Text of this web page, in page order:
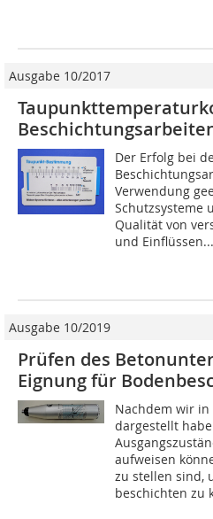
Ausgabe 10/2017
Der Erfolg bei
Verwendung
Schutzsysteme
Qualität von
und Einflüssen...
Ausgabe 10/2019
Prüfen des
Eignung für
Nachdem wir
dargestellt
aufweisen
zu stellen sind,
beschichten zu